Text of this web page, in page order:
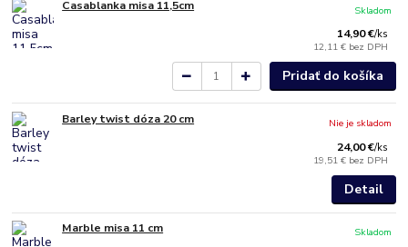
Casablanka misa 11,5cm
14,90 €/ks
12,11 € bez DPH
Skladom
Pridať do košíka
Barley twist dóza 20 cm
24,00 €/ks
19,51 € bez DPH
Nie je skladom
Detail
Marble misa 11 cm
Skladom